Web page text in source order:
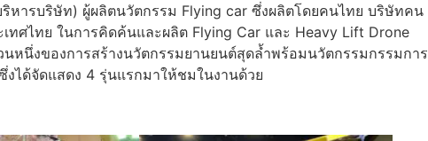
ริหารบริษัท) ผู้ผลิตนวัตกรรม Flying car ซึ่งผลิตโดยคนไทย บริษัทคน
เทศไทย ในการคิดค้นและผลิต Flying Car และ Heavy Lift Drone
นหนึ่งของการสร้างนวัตกรรมยานยนต์สุดล้ำพร้อมนวัตกรรมกรรมการ
งได้จัดแสดง 4 รุ่นแรกมาให้ชมในงานด้วย